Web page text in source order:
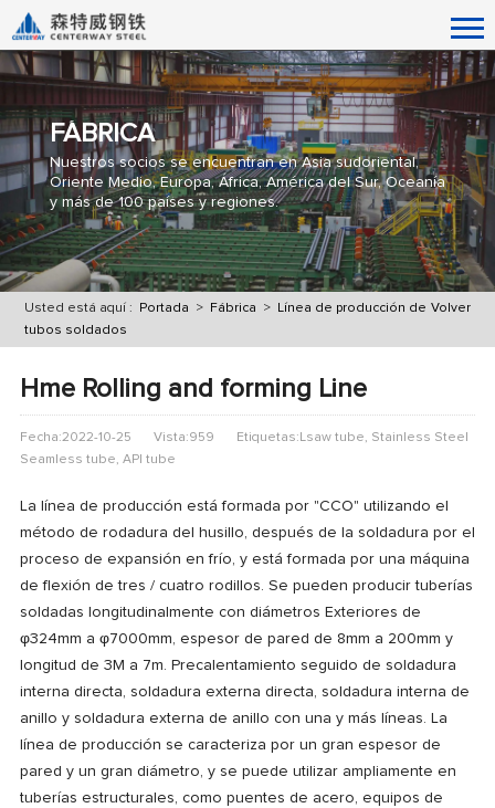
FÁBRICA
Nuestros socios se encuentran en Asia sudoriental,
Oriente Medio, Europa, África, América del Sur, Oceanía
y más de 100 países y regiones.
Volver
Usted está aquí : Portada > Fábrica >
Línea de producción de
tubos soldados
Hme Rolling and forming Line
Fecha:2022-10-25 Vista:959
Etiquetas:Lsaw tube, Stainless Steel
Seamless tube, API tube
La línea de producción está formada por "CCO" utilizando el
método de rodadura del husillo, después de la soldadura por el
proceso de expansión en frío, y está formada por una máquina
de flexión de tres / cuatro rodillos. Se pueden producir tuberías
soldadas longitudinalmente con diámetros Exteriores de
φ324mm a φ7000mm, espesor de pared de 8mm a 200mm y
longitud de 3M a 7m. Precalentamiento seguido de soldadura
interna directa, soldadura externa directa, soldadura interna de
anillo y soldadura externa de anillo con una y más líneas. La
línea de producción se caracteriza por un gran espesor de
pared y un gran diámetro, y se puede utilizar ampliamente en
tuberías estructurales, como puentes de acero, equipos de